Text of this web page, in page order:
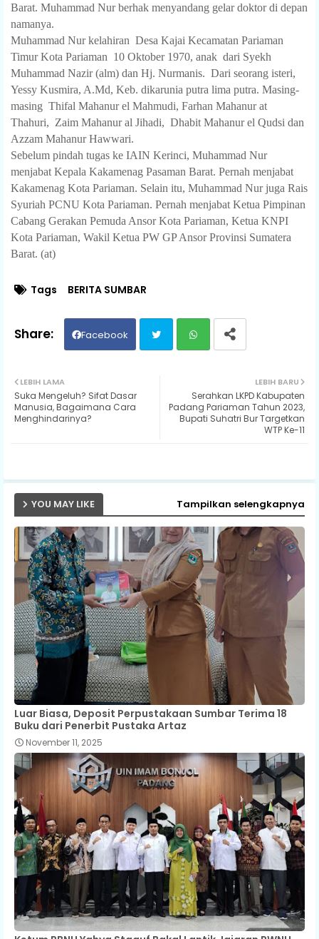
Barat. Muhammad Nur berhak menyandang gelar doktor di depan
namanya.
Muhammad Nur kelahiran Desa Kajai Kecamatan Pariaman
Timur Kota Pariaman 10 Oktober 1970, anak dari Syekh
Muhammad Nazir (alm) dan Hj. Nurmanis. Dari seorang isteri,
Yessy Kusmira, A.Md, Keb. dikarunia putra lima putra. Masing-
masing Thifal Mahanur el Mahmudi, Farhan Mahanur at
Thahuri, Zaim Mahanur al Jihadi, Dhabit Mahanur el Qudsi dan
Azzam Mahanur Hawwari.
Sebelum pindah tugas ke IAIN Kerinci, Muhammad Nur
menjabat Kepala Kakamenag Pasaman Barat. Pernah menjabat
Kakamenag Kota Pariaman. Selain itu, Muhammad Nur juga Rais
Syuriah PCNU Kota Pariaman. Pernah menjabat Ketua Pimpinan
Cabang Gerakan Pemuda Ansor Kota Pariaman, Ketua KNPI
Kota Pariaman, Wakil Ketua PW GP Ansor Provinsi Sumatera
Barat. (at)
Tags BERITA SUMBAR
Facebook
ats
LEBIH BARU
Serahkan LKPD Kabupaten
Padang Pariaman Tahun 2023,
Bupati Suhatri Bur Targetkan
WTP Ke-11
LEBIH LAMA
Suka Mengeluh? Sifat Dasar
Manusia, Bagaimana Cara
Menghindarinya?
YOU MAY LIKE Tampilkan selengkapnya
Luar Biasa, Deposit Perpustakaan Sumbar Terima 18
Buku dari Penerbit Pustaka Artaz
November 11, 2025